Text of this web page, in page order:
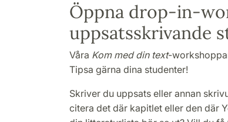
Öppna drop-in-
uppsatsskrivande
Våra Kom med din text-
Tipsa gärna dina studenter!
Skriver du uppsats eller annan
citera det där kapitlet eller den där